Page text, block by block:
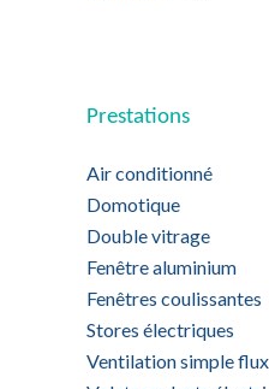
Prestations
Air conditionné
Domotique
Double vitrage
Fenêtre aluminium
Fenêtres coulissantes
Stores électriques
Ventilation simple flux